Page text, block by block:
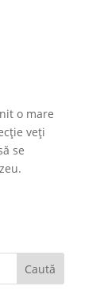
o mare
veți
se